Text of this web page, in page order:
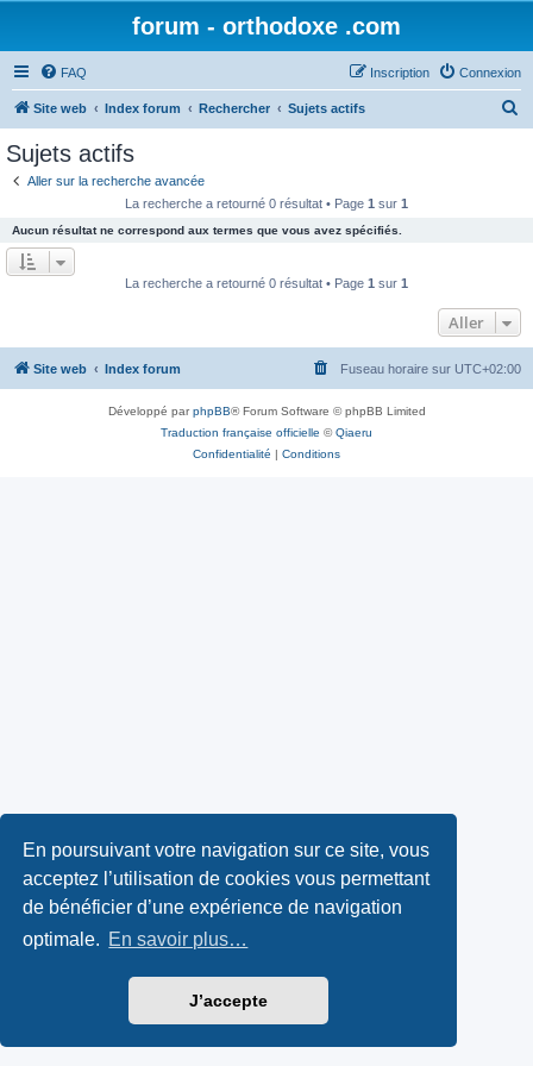
En poursuivant votre navigation sur ce site, vous
acceptez l’utilisation de cookies vous permettant
de bénéficier d’une expérience de navigation
optimale. En savoir plus…
J’accepte
forum - orthodoxe .com
FAQ Connexion
Inscription
Site web Index forum Rechercher Sujets actifs
e
r
Sujets actifs
Aller sur la recherche avancée
La recherche a retourné 0 résultat • Page 1 sur 1
Aucun résultat ne correspond aux termes que vous avez spécifiés.
La recherche a retourné 0 résultat • Page 1 sur 1
Aller
Site web Index forum Fuseau horaire sur UTC+02:00
Développé parphpBB® Forum Software © phpBB Limited
Traduction française officielle ©Qiaeru
Confidentialité | Conditions